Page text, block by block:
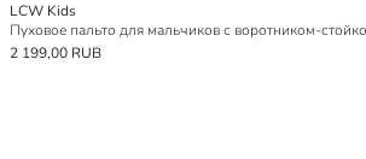
LCW Kids
2 199,00 RUB